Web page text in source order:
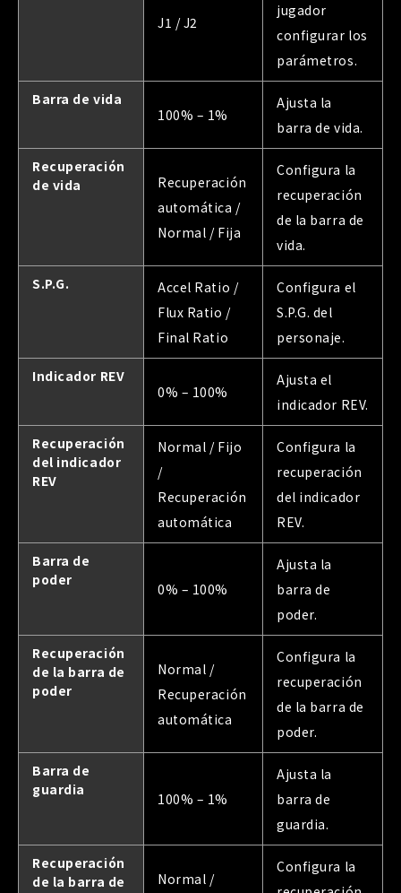
J1 / J2
jugador
configurar los
parámetros.
Barra de vida
100% – 1%
Ajusta la
barra de vida.
Recuperación
de vida
Recuperación
automática /
Normal / Fija
Configura la
recuperación
de la barra de
vida.
S.P.G.
Accel Ratio /
Flux Ratio /
Final Ratio
Configura el
S.P.G. del
personaje.
Indicador REV
0% – 100%
Ajusta el
indicador REV.
Recuperación
del indicador
REV
Normal / Fijo
/
Recuperación
automática
Configura la
recuperación
del indicador
REV.
Barra de
poder
0% – 100%
Ajusta la
barra de
poder.
Recuperación
de la barra de
poder
Normal /
Recuperación
automática
Configura la
recuperación
de la barra de
poder.
Barra de
guardia
100% – 1%
Ajusta la
barra de
guardia.
Recuperación
de la barra de
Normal /
Configura la